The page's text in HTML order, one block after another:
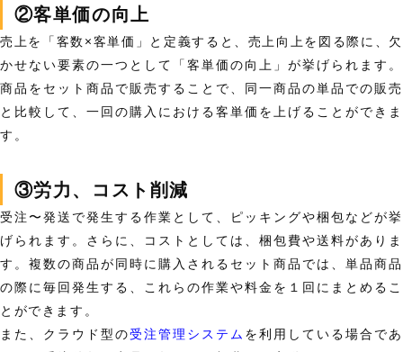
②客単価の向上
売上を「客数×客単価」と定義すると、売上向上を図る際に、欠
かせない要素の一つとして 「客単価の向上」が挙げられます。
商品をセット商品で販売することで、同一商品の単品での販売
と比較して、一回の購入における客単価を上げることができま
す。
③労力、コスト削減
受注〜発送で発生する作業として、ピッキングや梱包などが挙
げられます。さらに、コストとしては、梱包費や送料がありま
す。複数の商品が同時に購入されるセット商品では、単品商品
の際に毎回発生する、これらの作業や料金を １回にまとめる こ
とができます。
また、クラウド型の受注管理システム を利用している場合であ